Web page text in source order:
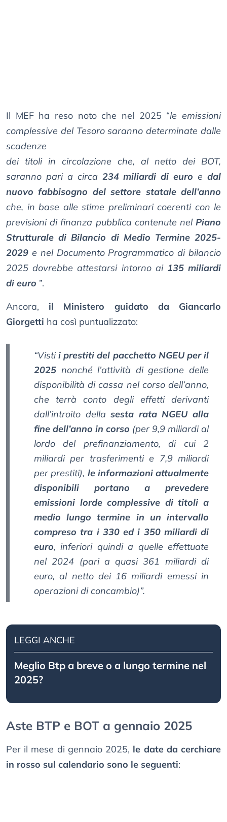
Il MEF ha reso noto che nel 2025 “le emissioni
complessive del Tesoro saranno determinate dalle
scadenze
dei titoli in circolazione che, al netto dei BOT,
saranno pari a circa 234 miliardi di euro edal
nuovo fabbisogno del settore statale dell’anno
che, in base alle stime preliminari coerenti con le
previsioni di finanza pubblica contenute nel Piano
Strutturale di Bilancio di Medio Termine 2025-
2029 e nel Documento Programmatico di bilancio
2025 dovrebbe attestarsi intorno ai 135 miliardi
di euro ”.
Ancora, il Ministero guidato da Giancarlo
Giorgetti ha così puntualizzato:
“Vistii prestiti del pacchetto NGEU per il
2025 nonché l’attività di gestione delle
disponibilità di cassa nel corso dell’anno,
che terrà conto degli effetti derivanti
dall’introito dellasesta rata NGEU alla
fine dell’anno in corso (per 9,9 miliardi al
lordo del prefinanziamento, di cui 2
miliardi per trasferimenti e 7,9 miliardi
per prestiti), le informazioni attualmente
disponibili portano a prevedere
emissioni lorde complessive di titoli a
medio lungo termine in un intervallo
compreso tra i 330 ed i 350 miliardi di
euro, inferiori quindi a quelle effettuate
nel 2024 (pari a quasi 361 miliardi di
euro, al netto dei 16 miliardi emessi in
operazioni di concambio)”.
LEGGI ANCHE
Meglio Btp a breve o a lungo termine nel
2025?
Aste BTP e BOT a gennaio 2025
Per il mese di gennaio 2025, le date da cerchiare
in rosso sul calendario sono le seguenti: